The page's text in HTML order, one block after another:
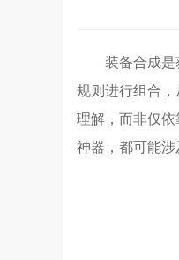
装备合成
规则进行组合
理解，而非仅
神器，都可能涉